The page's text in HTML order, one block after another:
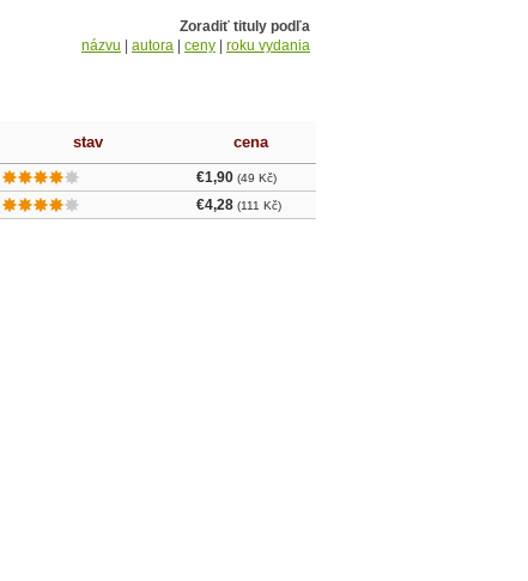
Zoradiť tituly podľa
názvu
autora ceny roku vydania
stav cena
€1,90 (49 Kč)
€4,28 (111 Kč)